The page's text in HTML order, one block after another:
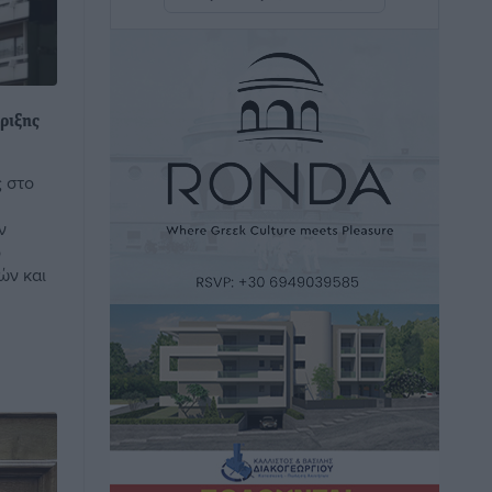
στο
και
Αυτοκίνητο μπήκε παράνομα σε
μονόδρομο στο Μαστιχάρι –
5χρονο παιδί
Τοπικές Ειδήσεις• πριν 3 ώρες
προσφυγικό σαν ταινία τρόμου” – Η
συγκλονιστική μαρτυρία της Χαρούλας
Γιασιράνη στον RV για τα γεγονότα που
οδήγησαν στο Σύμφωνο της Λέρου
Τοπικές Ειδήσεις πριν 3 ώρες
Συναυλία με τον Γιάννη Κότσιρα στις
21 Αυγούστου